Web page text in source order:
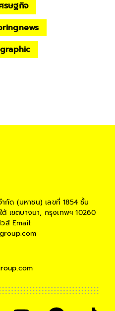
รษฐกิจ
กัด (มหาชน) เลขที่ 1854 ชั้น
ต้ เขตบางนา, กรุงเทพฯ 10260
ส์Email: